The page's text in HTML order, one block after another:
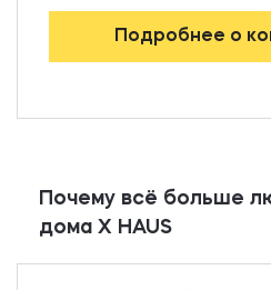
Подробнее о
Почему всё больше
дома X HAUS